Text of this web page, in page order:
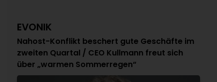
EVONIK
Nahost-Konflikt beschert gute Geschäfte im
zweiten Quartal / CEO Kullmann freut sich
über „warmen Sommerregen“